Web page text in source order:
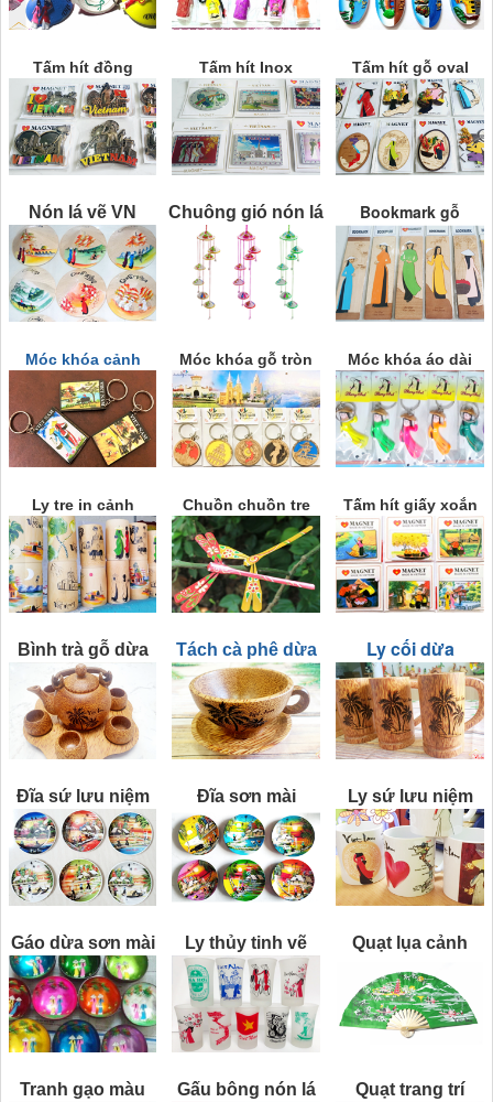
Tấm hít đồng Tấm hít Inox Tấm hít gỗ oval
Nón lá vẽ VN Chuông gió nón lá Bookmark gỗ
Móc khóa cảnh Móc khóa gỗ tròn Móc khóa áo dài
Ly tre in cảnh Chuồn chuồn tre Tấm hít giấy xoắn
Bình trà gỗ dừa Tách cà phê dừa Ly cối dừa
Đĩa sứ lưu niệm Đĩa sơn mài Ly sứ lưu niệm
Gáo dừa sơn mài Ly thủy tinh vẽ Quạt lụa cảnh
Tranh gạo màu Gấu bông nón lá Quạt trang trí